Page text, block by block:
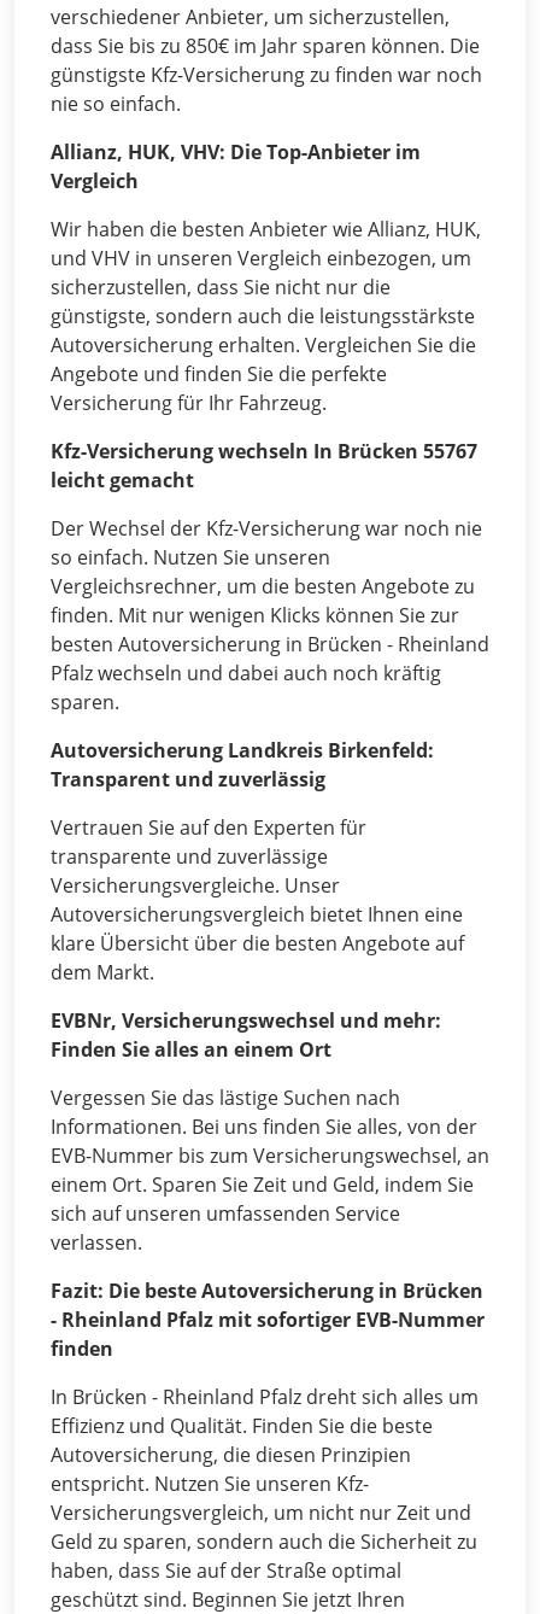
verschiedener Anbieter, um sicherzustellen,
dass Sie bis zu 850€ im Jahr sparen können. Die
günstigste Kfz-Versicherung zu finden war noch
nie so einfach.
Allianz, HUK, VHV: Die Top-Anbieter im
Vergleich
Wir haben die besten Anbieter wie Allianz, HUK,
und VHV in unseren Vergleich einbezogen, um
sicherzustellen, dass Sie nicht nur die
günstigste, sondern auch die leistungsstärkste
Autoversicherung erhalten. Vergleichen Sie die
Angebote und finden Sie die perfekte
Versicherung für Ihr Fahrzeug.
Kfz-Versicherung wechseln In Brücken 55767
leicht gemacht
Der Wechsel der Kfz-Versicherung war noch nie
so einfach. Nutzen Sie unseren
Vergleichsrechner, um die besten Angebote zu
finden. Mit nur wenigen Klicks können Sie zur
besten Autoversicherung in Brücken - Rheinland
Pfalz wechseln und dabei auch noch kräftig
sparen.
Autoversicherung Landkreis Birkenfeld:
Transparent und zuverlässig
Vertrauen Sie auf den Experten für
transparente und zuverlässige
Versicherungsvergleiche. Unser
Autoversicherungsvergleich bietet Ihnen eine
klare Übersicht über die besten Angebote auf
dem Markt.
EVBNr, Versicherungswechsel und mehr:
Finden Sie alles an einem Ort
Vergessen Sie das lästige Suchen nach
Informationen. Bei uns finden Sie alles, von der
EVB-Nummer bis zum Versicherungswechsel, an
einem Ort. Sparen Sie Zeit und Geld, indem Sie
sich auf unseren umfassenden Service
verlassen.
Fazit: Die beste Autoversicherung in Brücken
- Rheinland Pfalz mit sofortiger EVB-Nummer
finden
In Brücken - Rheinland Pfalz dreht sich alles um
Effizienz und Qualität. Finden Sie die beste
Autoversicherung, die diesen Prinzipien
entspricht. Nutzen Sie unseren Kfz-
Versicherungsvergleich, um nicht nur Zeit und
Geld zu sparen, sondern auch die Sicherheit zu
haben, dass Sie auf der Straße optimal
geschützt sind. Beginnen Sie jetzt Ihren